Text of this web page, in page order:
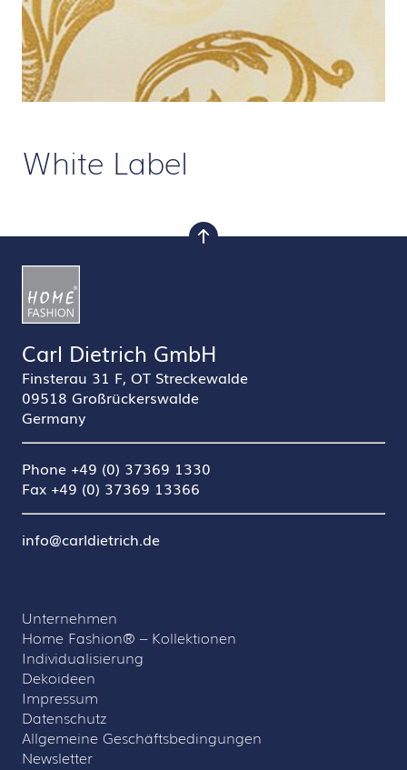
White Label
nach oben
Carl Dietrich GmbH
Finsterau 31 F, OT Streckewalde
09518 Großrückerswalde
Germany
Phone +49 (0) 37369 1330
Fax +49 (0) 37369 13366
info@carldietrich.de
Unternehmen
Home Fashion® – Kollektionen
Individualisierung
Dekoideen
Impressum
Datenschutz
Allgemeine Geschäftsbedingungen
Newsletter